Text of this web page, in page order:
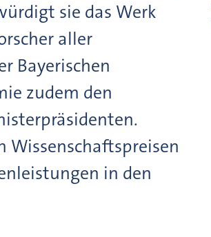
sie das Werk
aller
Bayerischen
zudem den
Wissenschaftspreisen
in den